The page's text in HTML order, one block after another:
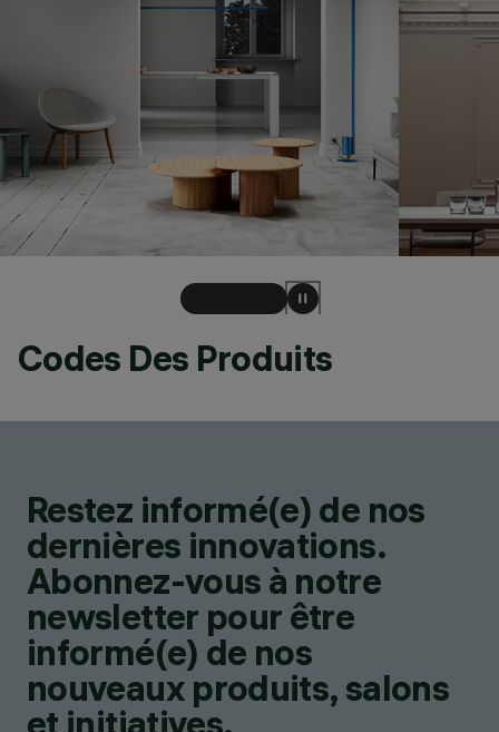
Codes Des Produits
Restez informé(e) de nos
dernières innovations.
Abonnez-vous à notre
newsletter pour être
informé(e) de nos
nouveaux produits, salons